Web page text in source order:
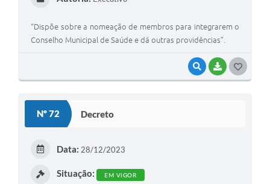
VISUALIZAR
BAIXAR
“Dispõe sobre a nomeação de membros para integrarem o
Conselho Municipal de Saúde e dá outras providências”.
Nº 72 Decreto
Data: 28/12/2023
Situação: EM VIGOR